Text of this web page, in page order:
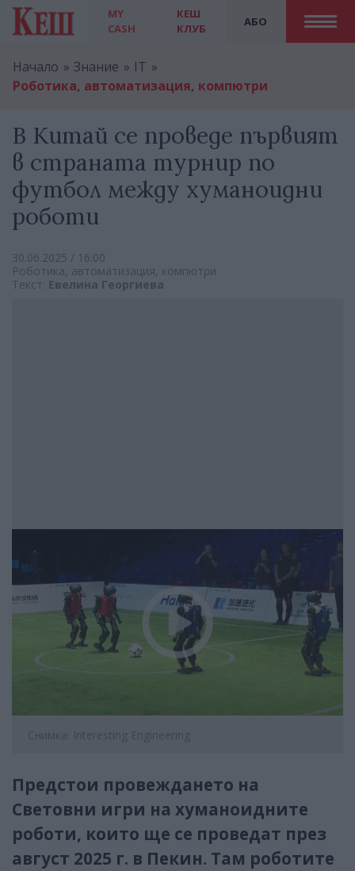
MY
CASH
АБО
КЕШ
КЛУБ
Начало Знание
IT
Роботика, автоматизация, компютри
В Китай се проведе първият
в страната турнир по
футбол между хуманоидни
роботи
30.06.2025 / 16:00
Роботика, автоматизация, компютри
Текст: Евелина Георгиева
Снимка: Interesting Engineering
Предстои провеждането на
Световни игри на хуманоидните
роботи, които ще се проведат през
август 2025 г. в Пекин. Там роботите